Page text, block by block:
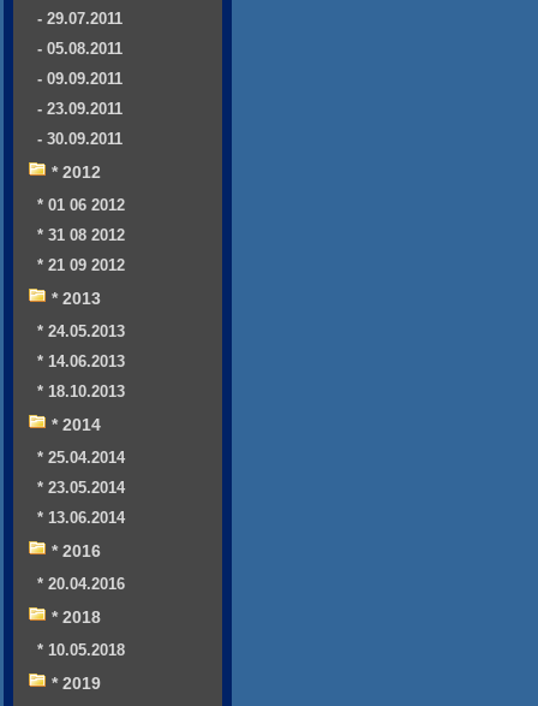
- 29.07.2011
- 05.08.2011
- 09.09.2011
- 23.09.2011
- 30.09.2011
* 2012
* 01 06 2012
* 31 08 2012
* 21 09 2012
* 2013
* 24.05.2013
* 14.06.2013
* 18.10.2013
* 2014
* 25.04.2014
* 23.05.2014
* 13.06.2014
* 2016
* 20.04.2016
* 2018
* 10.05.2018
* 2019